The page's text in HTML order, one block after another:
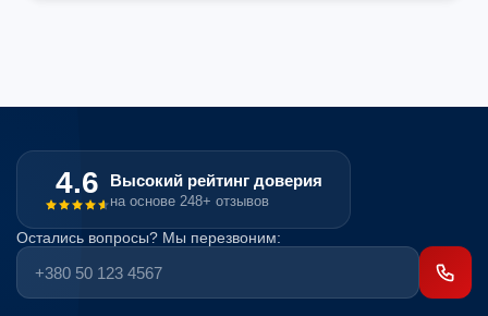
4.6 Высокий рейтинг доверия
на основе 248+ отзывов
Остались вопросы? Мы перезвоним: